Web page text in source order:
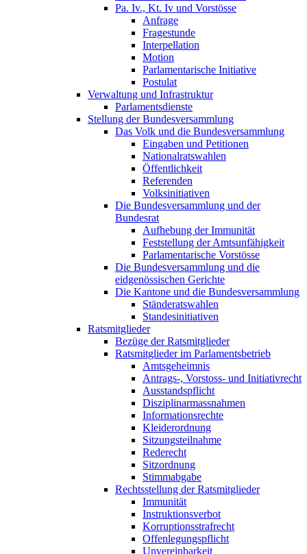
Pa. Iv., Kt. Iv und Vorstösse
Anfrage
Fragestunde
Interpellation
Motion
Parlamentarische Initiative
Postulat
Verwaltung und Infrastruktur
Parlamentsdienste
Stellung der Bundesversammlung
Das Volk und die Bundesversammlung
Eingaben und Petitionen
Nationalratswahlen
Öffentlichkeit
Referenden
Volksinitiativen
Die Bundesversammlung und der
Bundesrat
Aufhebung der Immunität
Feststellung der Amtsunfähigkeit
Parlamentarische Vorstösse
Die Bundesversammlung und die
eidgenössischen Gerichte
Die Kantone und die Bundesversammlung
Ständeratswahlen
Standesinitiativen
Ratsmitglieder
Bezüge der Ratsmitglieder
Ratsmitglieder im Parlamentsbetrieb
Amtsgeheimnis
Antrags-, Vorstoss- und Initiativrecht
Ausstandspflicht
Disziplinarmassnahmen
Informationsrechte
Kleiderordnung
Sitzungsteilnahme
Rederecht
Sitzordnung
Stimmabgabe
Rechtsstellung der Ratsmitglieder
Immunität
Instruktionsverbot
Korruptionsstrafrecht
Offenlegungspflicht
Unvereinbarkeit